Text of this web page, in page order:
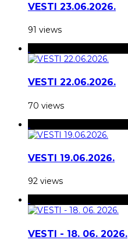
VESTI 23.06.2026.
91 views
VESTI 22.06.2026.
70 views
VESTI 19.06.2026.
92 views
VESTI - 18. 06. 2026.